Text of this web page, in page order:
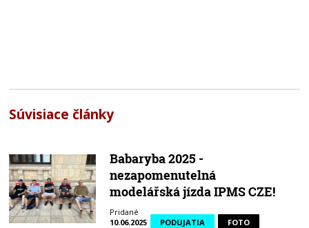
Súvisiace články
Babaryba 2025 -
nezapomenutelná
modelářská jízda IPMS CZE!
Pridané
10.06.2025
PODUJATIA FOTO